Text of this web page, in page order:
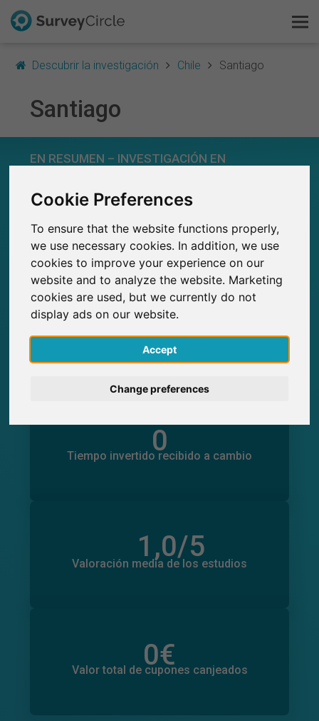
Cookie Preferences
To ensure that the website functions properly,
we use necessary cookies. In addition, we use
cookies to improve your experience on our
website and to analyze the website. Marketing
cookies are used, but we currently do not
display ads on our website.
Accept
Change preferences
Descubrir la investigación Chile Santiago
Santiago
EN RESUMEN – INVESTIGACIÓN EN
0
Número total de estudios publicados en
SurveyCircle
0
Estudios actuales en SurveyCircle
0
Participantes obtenidos a través de
SurveyCircle
0
Participaciones generadas en SurveyCircle
0
Tiempo invertido recibido a cambio
0
Tiempo invertido en otros estudios
1,0/5
Valoración media de los estudios
0
Número total de valoraciones
0€
Valor total de cupones canjeados
0€
Valor total de donaciones
Survey Ranking
Explorar la investigación
FAQ
Regístrate gratis
Iniciar sesión
English
Français